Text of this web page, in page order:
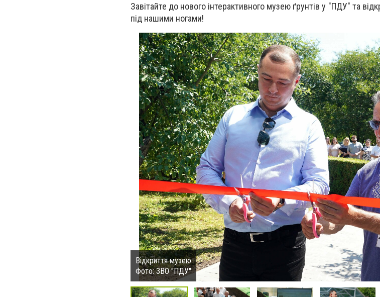
Завітайте до нового інтерактивного музею ґрунтів у "ПДУ" та
під нашими ногами!
Відкриття музею
Фото: ЗВО "ПДУ"